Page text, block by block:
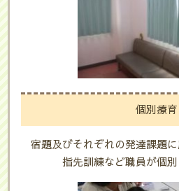
個別療育
宿題及びそれぞれの発達課題に
指先訓練など職員が個別